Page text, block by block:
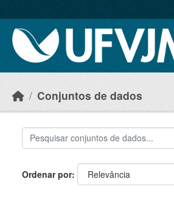
Conjuntos de dados
Ordenar por